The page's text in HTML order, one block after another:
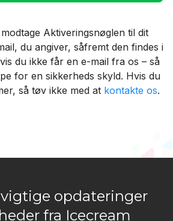
Aktiveringsnøglen til dit
du angiver, såfremt den findes i
du ikke får en e-mail fra os – så
for en sikkerheds skyld. Hvis du
så tøv ikke med at kontakte os.
opdateringer
fra Icecream